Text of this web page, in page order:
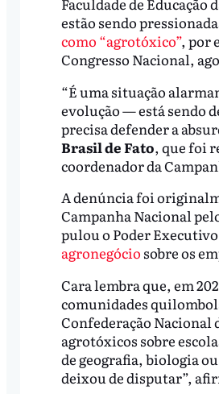
estão sendo
como “agrotóxico”, por
Congresso Nacional,
“É uma situação
evolução — está sendo
precisa defender a
Brasil de Fato, que foi
coordenador da
A denúncia foi
Campanha Nacional
pulou o Poder
agronegócio sobre os
Cara lembra que, em
comunidades
Confederação Nacional
agrotóxicos sobre
de geografia, biologia
deixou de disputar”,